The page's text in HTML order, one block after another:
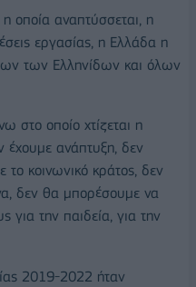
οποία αναπτύσσεται, η
εργασίας, η Ελλάδα η
των Ελληνίδων και όλων
στο οποίο χτίζεται η
έχουμε ανάπτυξη, δεν
κοινωνικό κράτος, δεν
δεν θα μπορέσουμε να
την παιδεία, για την
2019-2022 ήταν